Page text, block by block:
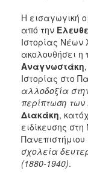
ΔΗΜΟΣ
ΠΟΛΙΤΙΣΜΟΣ
ΑΝΘΕΚΤΙΚΗ
ΠΟΛΗ
Η εισαγωγική
από την
Ιστορίας Νέων
ακολουθήσει η
Αναγνωστάκη
Ιστορίας στο
αλλοδοξία
περίπτωση των
Διακάκη,
ειδίκευσης
Πανεπιστήμιου
σχολεία
(1880-1940).